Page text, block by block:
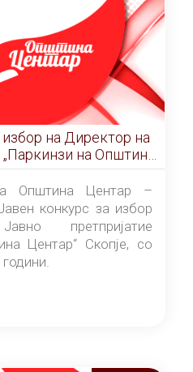
Општина Центар –
конкурс за избор
претпријатие
Центар“ Скопје, со